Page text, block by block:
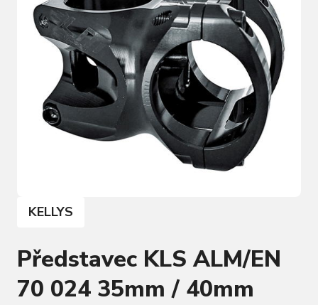
KELLYS
Představec KLS ALM/EN
70 024 35mm / 40mm